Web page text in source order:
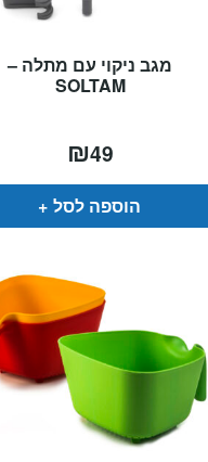
מגב ניקוי עם מתלה –
SOLTAM
₪49
הוספה לסל